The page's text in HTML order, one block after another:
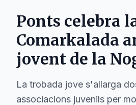
Ponts celebra
Comarkalada
jovent de la
La trobada jove s'allarga
associacions juvenils per